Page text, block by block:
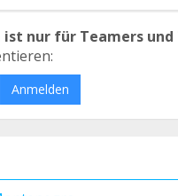
ist nur für Teamers
Anmelden